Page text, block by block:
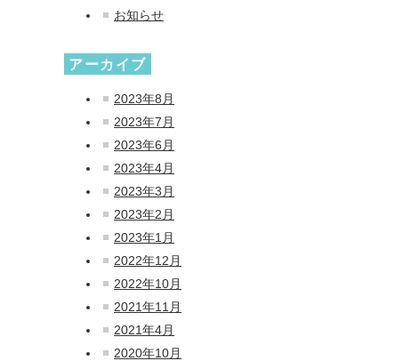
お知らせ
アーカイブ
2023年8月
2023年7月
2023年6月
2023年4月
2023年3月
2023年2月
2023年1月
2022年12月
2022年10月
2021年11月
2021年4月
2020年10月